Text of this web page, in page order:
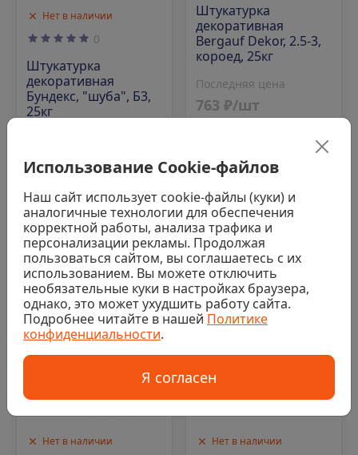
Нет в наличии
0
Штукатурка
декоративная
Бундекс, "шуба", Б3,
25кг
730 ₽/шт
Аналог
Штукатурка
декоративная
Bergauf Dekor, 2.5-3,
короед, 25кг
Последняя цена
763 ₽/шт
Нет в наличии
Код: 00-00006204
Нет в наличии
Код: 00-00022460
Использование Cookie-файлов
Наш сайт использует cookie-файлы (куки) и
аналогичные технологии для обеспечения
корректной работы, анализа трафика и
персонализации рекламы. Продолжая
пользоваться сайтом, вы соглашаетесь с их
использованием. Вы можете отключить
необязательные куки в настройках браузера,
однако, это может ухудшить работу сайта.
Подробнее читайте в нашей Политике
конфиденциальности.
Я согласен